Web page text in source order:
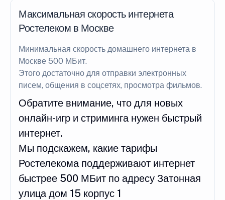
Максимальная скорость интернета
Ростелеком в Москве
Минимальная скорость домашнего интернета в
Москве 500 МБит.
Этого достаточно для отправки электронных
писем, общения в соцсетях, просмотра фильмов.
Обратите внимание, что для новых
онлайн-игр и стриминга нужен быстрый
интернет.
Мы подскажем, какие тарифы
Ростелекома поддерживают интернет
быстрее 500 МБит по адресу Затонная
улица дом 15 корпус 1